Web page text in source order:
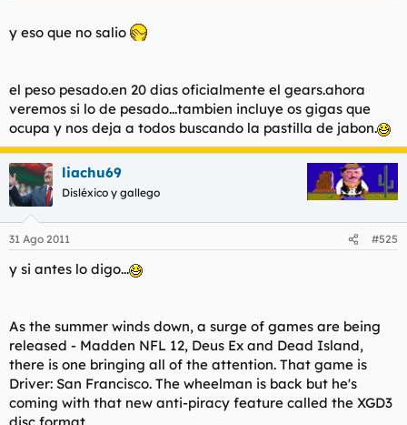
y eso que no salio
el peso pesado.en 20 dias oficialmente el gears.ahora
veremos si lo de pesado...tambien incluye os gigas que
ocupa y nos deja a todos buscando la pastilla de jabon.
liachu69
Disléxico y gallego
31 Ago 2011 #525
y si antes lo digo...
As the summer winds down, a surge of games are being
released - Madden NFL 12, Deus Ex and Dead Island,
there is one bringing all of the attention. That game is
Driver: San Francisco. The wheelman is back but he's
coming with that new anti-piracy feature called the XGD3